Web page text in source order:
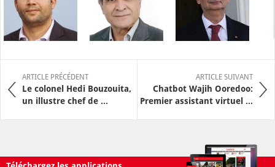
ARTICLE PRÉCÉDENT
Le colonel Hedi Bouzouita,
un illustre chef de ...
ARTICLE SUIVANT
Chatbot Wajih Ooredoo:
Premier assistant virtuel ...